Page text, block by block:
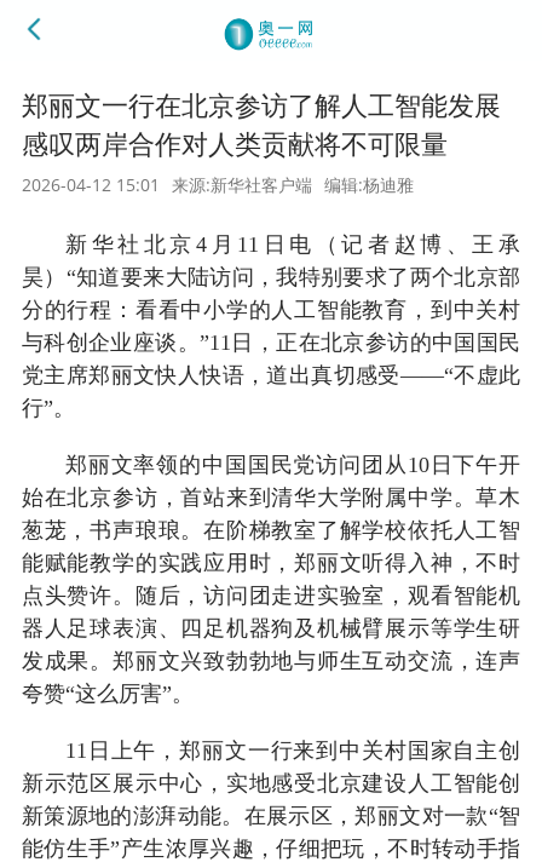
郑丽文一行在北京参访了解人工智能发展
感叹两岸合作对人类贡献将不可限量
2026-04-12 15:01 来源:新华社客户端 编辑:杨迪雅
新华社北京4月11日电（记者赵博、王承
昊）“知道要来大陆访问，我特别要求了两个北京部
分的行程：看看中小学的人工智能教育，到中关村
与科创企业座谈。”11日，正在北京参访的中国国民
党主席郑丽文快人快语，道出真切感受——“不虚此
行”。
郑丽文率领的中国国民党访问团从10日下午开
始在北京参访，首站来到清华大学附属中学。草木
葱茏，书声琅琅。在阶梯教室了解学校依托人工智
能赋能教学的实践应用时，郑丽文听得入神，不时
点头赞许。随后，访问团走进实验室，观看智能机
器人足球表演、四足机器狗及机械臂展示等学生研
发成果。郑丽文兴致勃勃地与师生互动交流，连声
夸赞“这么厉害”。
11日上午，郑丽文一行来到中关村国家自主创
新示范区展示中心，实地感受北京建设人工智能创
新策源地的澎湃动能。在展示区，郑丽文对一款“智
能仿生手”产生浓厚兴趣，仔细把玩，不时转动手指